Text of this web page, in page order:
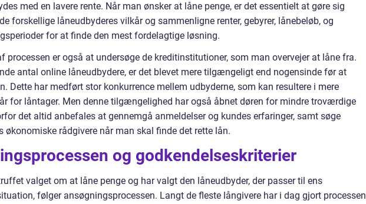
med en lavere rente. Når man ønsker at låne penge, er det essentielt at gøre sig
forskellige låneudbyderes vilkår og sammenligne renter, gebyrer, lånebeløb, og
for at finde den mest fordelagtige løsning.
processen er også at undersøge de kreditinstitutioner, som man overvejer at låne fra.
antal online låneudbydere, er det blevet mere tilgængeligt end nogensinde før at
Dette har medført stor konkurrence mellem udbyderne, som kan resultere i mere
for låntager. Men denne tilgængelighed har også åbnet døren for mindre troværdige
det altid anbefales at gennemgå anmeldelser og kundes erfaringer, samt søge
økonomiske rådgivere når man skal finde det rette lån.
og godkendelseskriterier
valget om at låne penge og har valgt den låneudbyder, der passer til ens
følger ansøgningsprocessen. Langt de fleste långivere har i dag gjort processen